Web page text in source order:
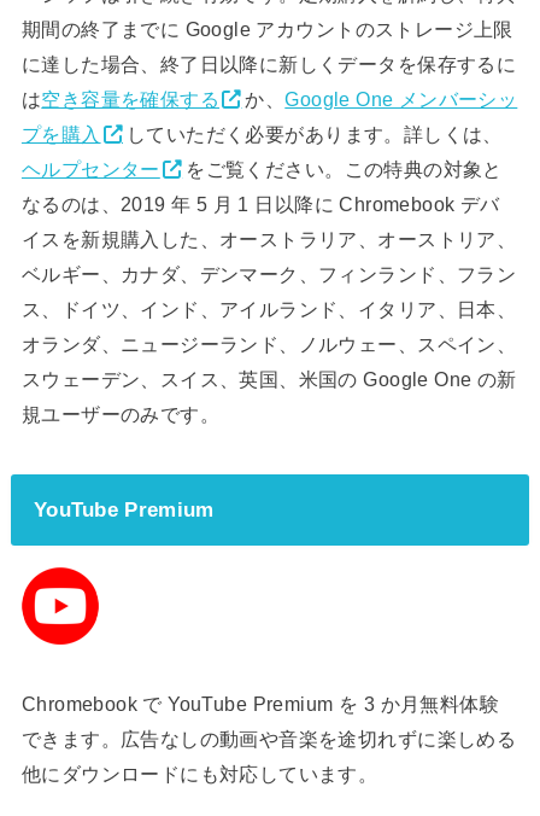
期間の終了までに Google アカウントのストレージ上限
に達した場合、終了日以降に新しくデータを保存するに
は空き容量を確保する か、Google One メンバーシッ
プを購入
していただく必要があります。詳しくは、
ヘルプセンター
をご覧ください。この特典の対象と
なるのは、2019 年 5 月 1 日以降に Chromebook デバ
イスを新規購入した、オーストラリア、オーストリア、
ベルギー、カナダ、デンマーク、フィンランド、フラン
ス、ドイツ、インド、アイルランド、イタリア、日本、
オランダ、ニュージーランド、ノルウェー、スペイン、
スウェーデン、スイス、英国、米国の Google One の新
規ユーザーのみです。
YouTube Premium
Chromebook で YouTube Premium を 3 か月無料体験
できます。広告なしの動画や音楽を途切れずに楽しめる
他にダウンロードにも対応しています。